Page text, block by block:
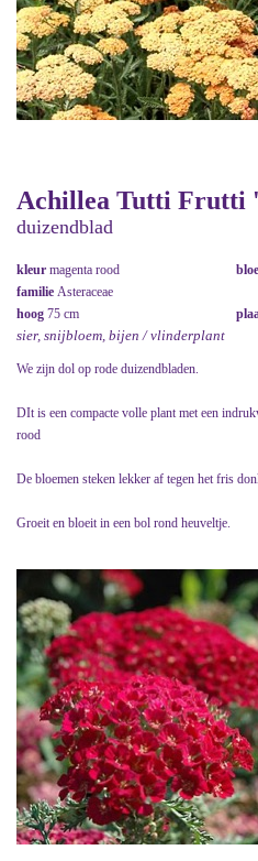
Achillea Tutti Frutti
duizendblad
kleur magenta rood
familie Asteraceae
hoog 75 cm
sier, snijbloem, bijen / vlinderplant
We zijn dol op rode duizendbladen.
DIt is een compacte volle plant met een
rood
De bloemen steken lekker af tegen het fris
Groeit en bloeit in een bol rond heuveltje.